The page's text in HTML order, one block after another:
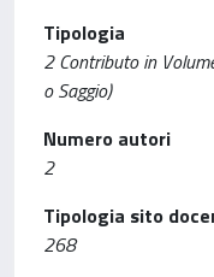
Tipologia
2 Contributo in
o Saggio)
Numero autori
2
Tipologia sito
268